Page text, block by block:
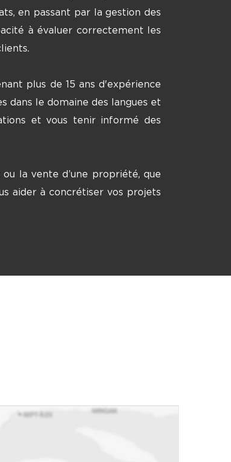
en passant par la gestion des
à évaluer correctement les
plus de 15 ans d'expérience
dans le domaine des langues et
et vous tenir informé des
la vente d’une propriété, que
aider à concrétiser vos projets